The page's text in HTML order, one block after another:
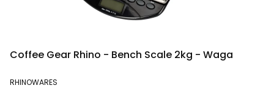
Coffee Gear Rhino - Bench Scale 2kg - Waga
PRODUCENT
RHINOWARES